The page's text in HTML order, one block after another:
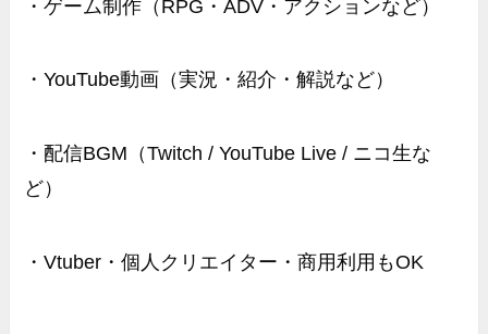
・ゲーム制作（RPG・ADV・アクションなど）
・YouTube動画（実況・紹介・解説など）
・配信BGM（Twitch / YouTube Live / ニコ生な
ど）
・Vtuber・個人クリエイター・商用利用もOK